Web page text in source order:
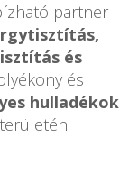
partner
és
és
hulladékok
területén.